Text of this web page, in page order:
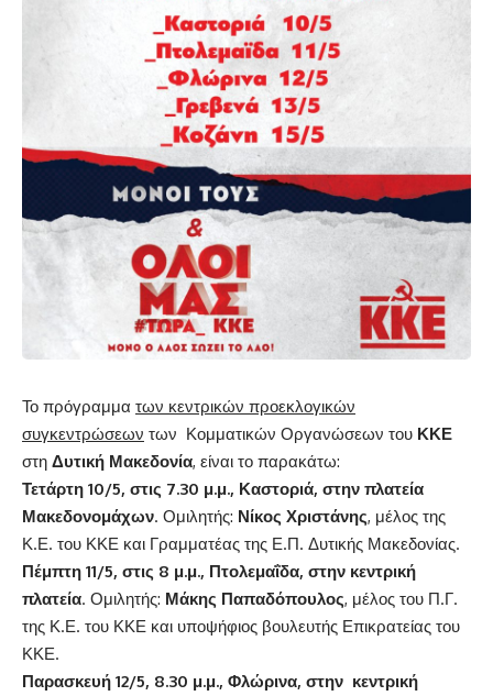
Το πρόγραμμα των κεντρικών προεκλογικών
συγκεντρώσεων των Κομματικών Οργανώσεων του ΚΚΕ
στη Δυτική Μακεδονία, είναι το παρακάτω:
Τετάρτη 10/5, στις 7.30 μ.μ., Καστοριά, στην πλατεία
Μακεδονομάχων. Ομιλητής: Νίκος Χριστάνης, μέλος της
Κ.Ε. του ΚΚΕ και Γραμματέας της Ε.Π. Δυτικής Μακεδονίας.
Πέμπτη 11/5, στις 8 μ.μ., Πτολεμαΐδα, στην κεντρική
πλατεία. Ομιλητής: Μάκης Παπαδόπουλος, μέλος του Π.Γ.
της Κ.Ε. του ΚΚΕ και υποψήφιος βουλευτής Επικρατείας του
ΚΚΕ.
Παρασκευή 12/5, 8.30 μ.μ., Φλώρινα, στην κεντρική